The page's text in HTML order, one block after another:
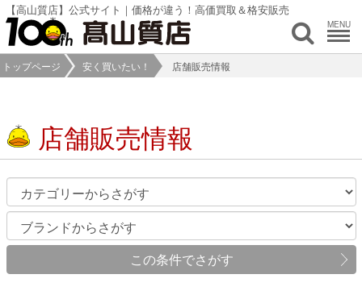
【高山質店】公式サイト｜価格が違う！高価買取＆格安販売
MENU
トップページ 安く買いたい！ 店舗販売情報
店舗販売情報
この条件でさがす